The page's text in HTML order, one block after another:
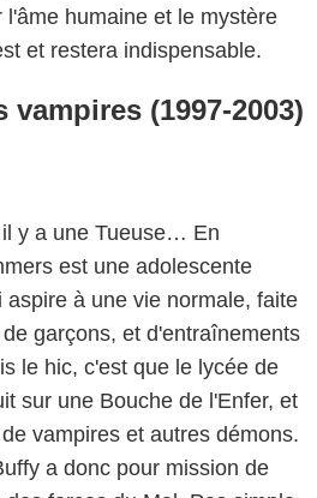
humaine et le mystère
et restera indispensable.
(1997-2003)
y a une Tueuse… En
est une adolescente
à une vie normale, faite
garçons, et d'entraînements
le hic, c'est que le lycée de
sur une Bouche de l'Enfer, et
vampires et autres démons.
a donc pour mission de